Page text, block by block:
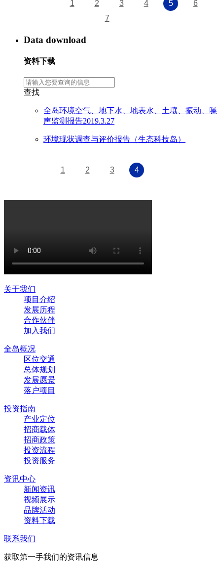
1 2 3 4 5
6
7
Data download
资料下载
查找
全岛环境空气、地下水、地表水、土壤、振动、噪
声监测报告2019.3.27
环境现状调查与评价报告（生态科技岛）
1 2 3 4
关于我们
项目介绍
发展历程
合作伙伴
加入我们
全岛概况
区位交通
总体规划
发展愿景
落户项目
投资指南
产业定位
招商载体
招商政策
投资流程
投资服务
资讯中心
新闻资讯
视频展示
品牌活动
资料下载
联系我们
获取第一手我们的资讯信息